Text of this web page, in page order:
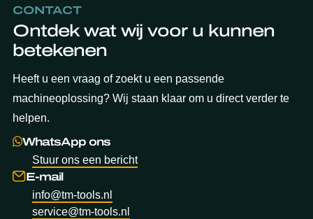
CONTACT
Ontdek wat wij voor u kunnen
betekenen
Heeft u een vraag of zoekt u een passende
machineoplossing? Wij staan klaar om u direct verder te
helpen.
WhatsApp ons
Stuur ons een bericht
E-mail
info@tm-tools.nl
service@tm-tools.nl